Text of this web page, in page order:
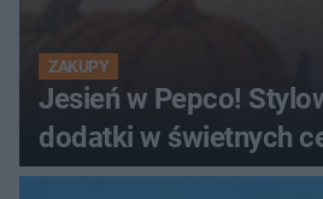
ZAKUPY
Jesień w Pepco!
dodatki w świetnych